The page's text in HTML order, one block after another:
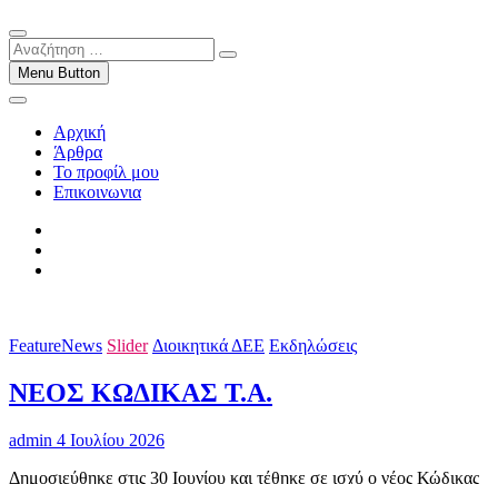
Αναζήτηση
…Menu Button
Αρχική
Άρθρα
Το προφίλ μου
Επικοινωνια
FeatureNews Slider Διοικητικά ΔΕΕ Εκδηλώσεις
ΝΕΟΣ ΚΩΔΙΚΑΣ Τ.Α.
admin 4 Ιουλίου 2026
Δημοσιεύθηκε στις 30 Ιουνίου και τέθηκε σε ισχύ ο νέος Κώδικας